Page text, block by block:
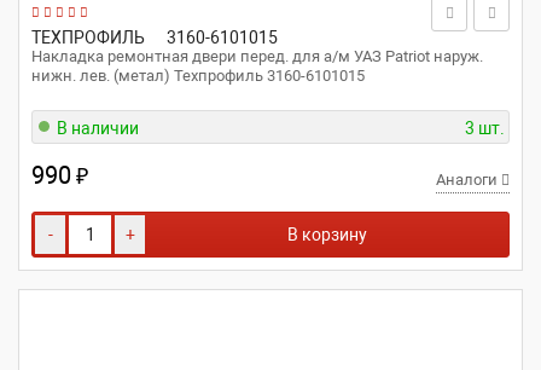
ТЕХПРОФИЛЬ 3160-6101015
Накладка ремонтная двери перед. для а/м УАЗ Patriot наруж.
нижн. лев. (метал) Техпрофиль 3160-6101015
В наличии 3 шт.
990₽ Аналоги
- + В корзину